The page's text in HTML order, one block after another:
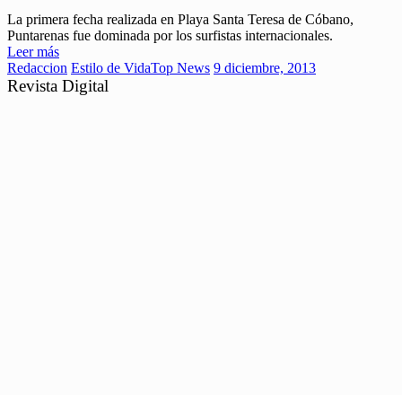
La primera fecha realizada en Playa Santa Teresa de Cóbano,
Puntarenas fue dominada por los surfistas internacionales.
Leer más
Redaccion Estilo de VidaTop News 9 diciembre, 2013
Revista Digital